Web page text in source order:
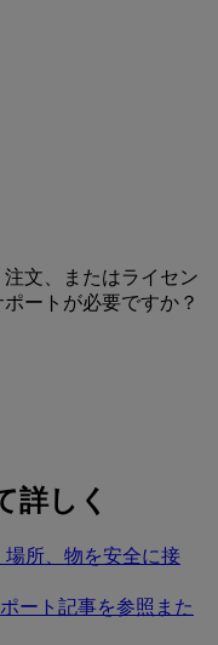
文、またはライセン
ートが必要ですか？
詳しく
場所、物を安全に接
ート記事を参照また